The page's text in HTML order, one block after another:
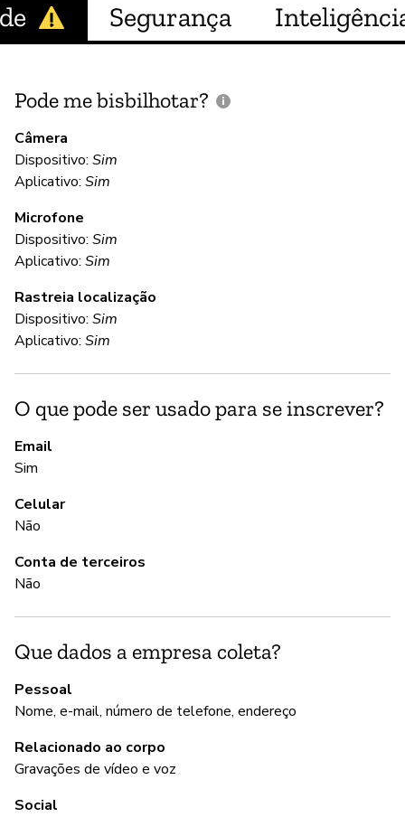
Segurança
Pode me bisbilhotar?
Câmera
Dispositivo: Sim
Aplicativo: Sim
Microfone
Dispositivo: Sim
Aplicativo: Sim
Rastreia localização
Dispositivo: Sim
Aplicativo: Sim
O que pode ser usado para se inscrever?
Email
Sim
Celular
Não
Conta de terceiros
Não
Que dados a empresa coleta?
Pessoal
Nome, e-mail, número de telefone, endereço
Relacionado ao corpo
Gravações de vídeo e voz
Social